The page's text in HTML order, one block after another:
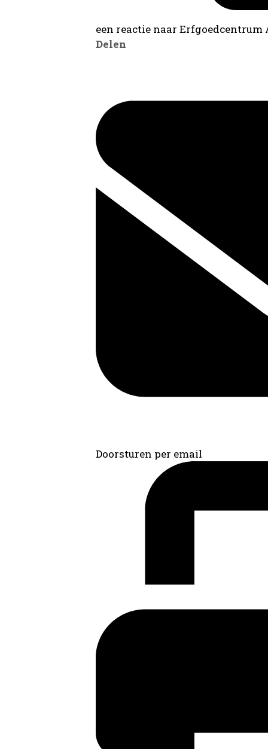
een reactie naar
Delen
Doorsturen per email